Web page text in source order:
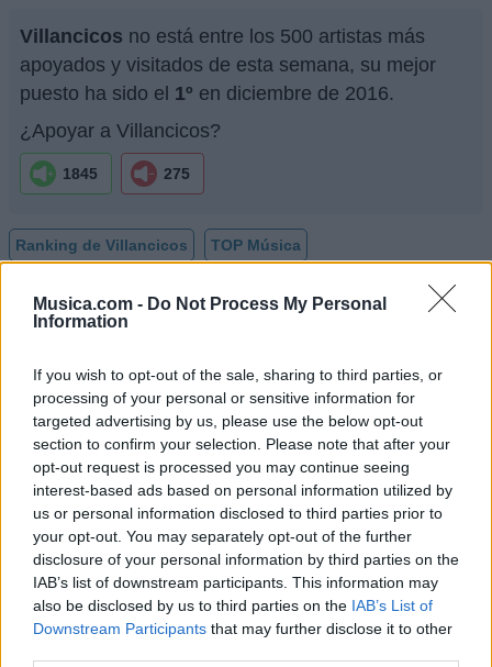
Musica.com - Do Not Process My Personal
Information
If you wish to opt-out of the sale, sharing to third parties, or
processing of your personal or sensitive information for
targeted advertising by us, please use the below opt-out
section to confirm your selection. Please note that after your
opt-out request is processed you may continue seeing
interest-based ads based on personal information utilized by
us or personal information disclosed to third parties prior to
your opt-out. You may separately opt-out of the further
disclosure of your personal information by third parties on the
IAB’s list of downstream participants. This information may
also be disclosed by us to third parties on the IAB’s List of
Downstream Participants that may further disclose it to other
Villancicos no está entre los 500 artistas más
apoyados y visitados de esta semana, su mejor
puesto ha sido el 1º en diciembre de 2016.
¿Apoyar a Villancicos?
1845 275
Ranking de Villancicos TOP Música